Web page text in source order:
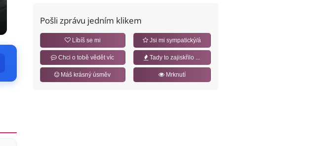
Pošli zprávu jedním klikem
Líbíš se mi Jsi mi sympatický/á
Chci o tobě vědět víc Tady to zajiskřilo ...
Máš krásný úsměv Mrknutí